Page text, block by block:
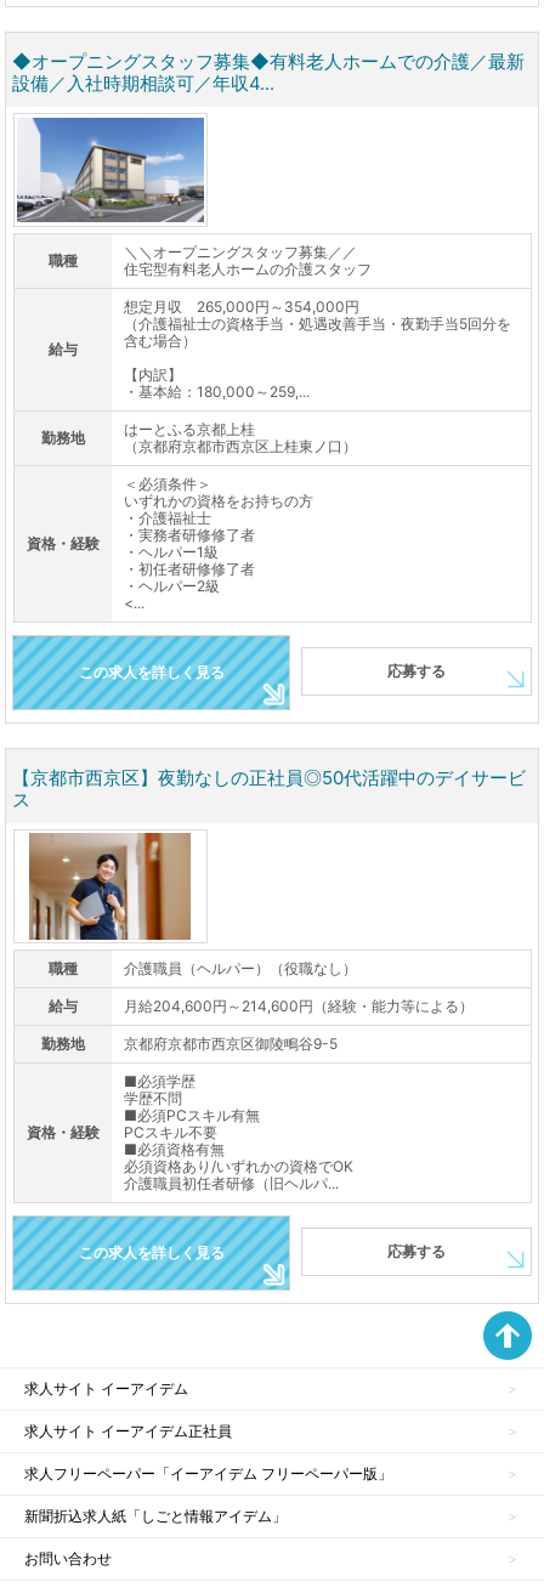
◆オープニングスタッフ募集◆有料老人ホームでの介護／最新
設備／入社時期相談可／年収4...
職種
＼＼オープニングスタッフ募集／／
住宅型有料老人ホームの介護スタッフ
給与
想定月収 265,000円～354,000円
（介護福祉士の資格手当・処遇改善手当・夜勤手当5回分を
含む場合）
【内訳】
・基本給：180,000～259,...
勤務地
はーとふる京都上桂
（京都府京都市西京区上桂東ノ口）
資格・経験
＜必須条件＞
いずれかの資格をお持ちの方
・介護福祉士
・実務者研修修了者
・ヘルパー1級
・初任者研修修了者
・ヘルパー2級
<...
この求人を詳しく見る 応募する
【京都市西京区】夜勤なしの正社員◎50代活躍中のデイサービ
ス
職種 介護職員（ヘルパー）（役職なし）
給与 月給204,600円～214,600円（経験・能力等による）
勤務地 京都府京都市西京区御陵鴫谷9-5
資格・経験
■必須学歴
学歴不問
■必須PCスキル有無
PCスキル不要
■必須資格有無
必須資格あり/いずれかの資格でOK
介護職員初任者研修（旧ヘルパ...
この求人を詳しく見る 応募する
求人サイト イーアイデム
求人サイト イーアイデム正社員
求人フリーペーパー「イーアイデム フリーペーパー版」
新聞折込求人紙「しごと情報アイデム」
お問い合わせ